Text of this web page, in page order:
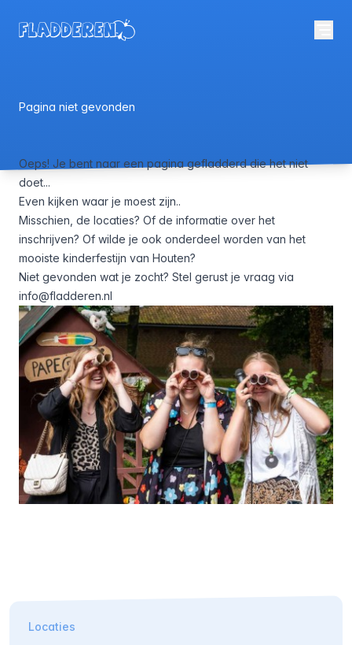
Pagina niet gevonden
Oeps! Je bent naar een pagina gefladderd die het niet
doet...
Even kijken waar je moest zijn..
Misschien, de locaties? Of de informatie over het
inschrijven? Of wilde je ook onderdeel worden van het
mooiste kinderfestijn van Houten?
Niet gevonden wat je zocht? Stel gerust je vraag via
info@fladderen.nl
Locaties